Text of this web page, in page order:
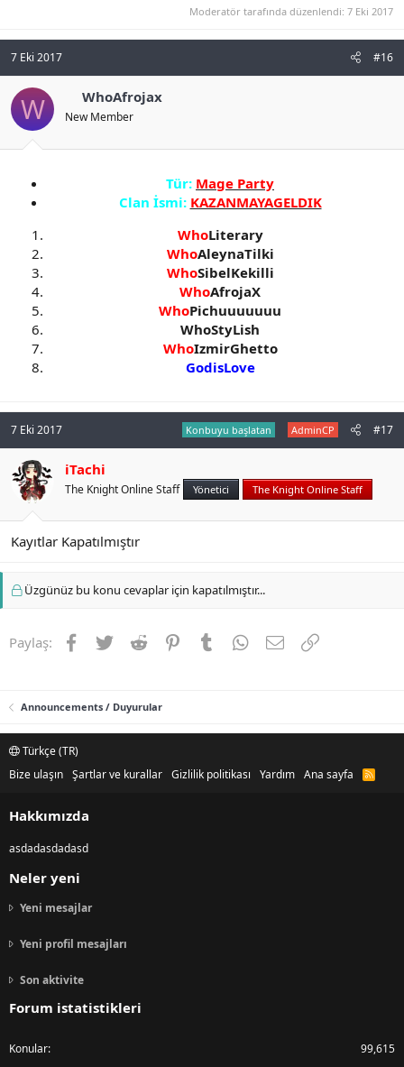
Moderatör tarafında düzenlendi: 7 Eki 2017
7 Eki 2017 #16
W WhoAfrojax
New Member
Tür: Mage Party
Clan İsmi: KAZANMAYAGELDIK
WhoLiterary
WhoAleynaTilki
WhoSibelKekilli
WhoAfrojaX
WhoPichuuuuuuu
WhoStyLish
WhoIzmirGhetto
GodisLove
7 Eki 2017 Konbuyu başlatan AdminCP #17
iTachi
The Knight Online Staff Yönetici The Knight Online Staff
Kayıtlar Kapatılmıştır
Üzgünüz bu konu cevaplar için kapatılmıştır...
Paylaş: Facebook
TwitterReddit PinterestTumblrWhatsApp
E-postaLink
Announcements / Duyurular
Türkçe (TR)
Bize ulaşın Şartlar ve kurallar Gizlilik politikası Yardım Ana sayfa
R
Hakkımızda
asdadasdadasd
Neler yeni
Yeni mesajlar
Yeni profil mesajları
Son aktivite
Forum istatistikleri
Konular 99,615